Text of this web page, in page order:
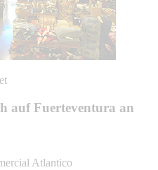
aufFuerteventura an
Atlantico